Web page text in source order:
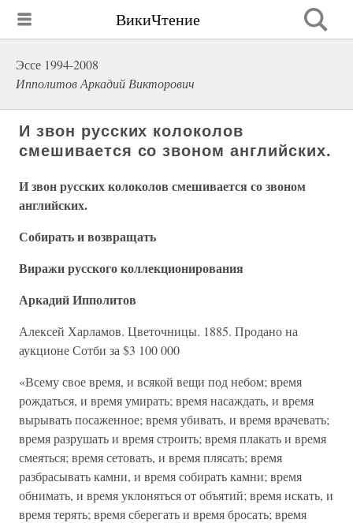
ВикиЧтение
Эссе 1994-2008
Ипполитов Аркадий Викторович
И звон русских колоколов
смешивается со звоном английских.
И звон русских колоколов смешивается со звоном
английских.
Собирать и возвращать
Виражи русского коллекционирования
Аркадий Ипполитов
Алексей Харламов. Цветочницы. 1885. Продано на
аукционе Сотби за $3 100 000
«Всему свое время, и всякой вещи под небом; время
рождаться, и время умирать; время насаждать, и время
вырывать посаженное; время убивать, и время врачевать;
время разрушать и время строить; время плакать и время
смеяться; время сетовать, и время плясать; время
разбрасывать камни, и время собирать камни; время
обнимать, и время уклоняться от объятий; время искать, и
время терять; время сберегать и время бросать; время